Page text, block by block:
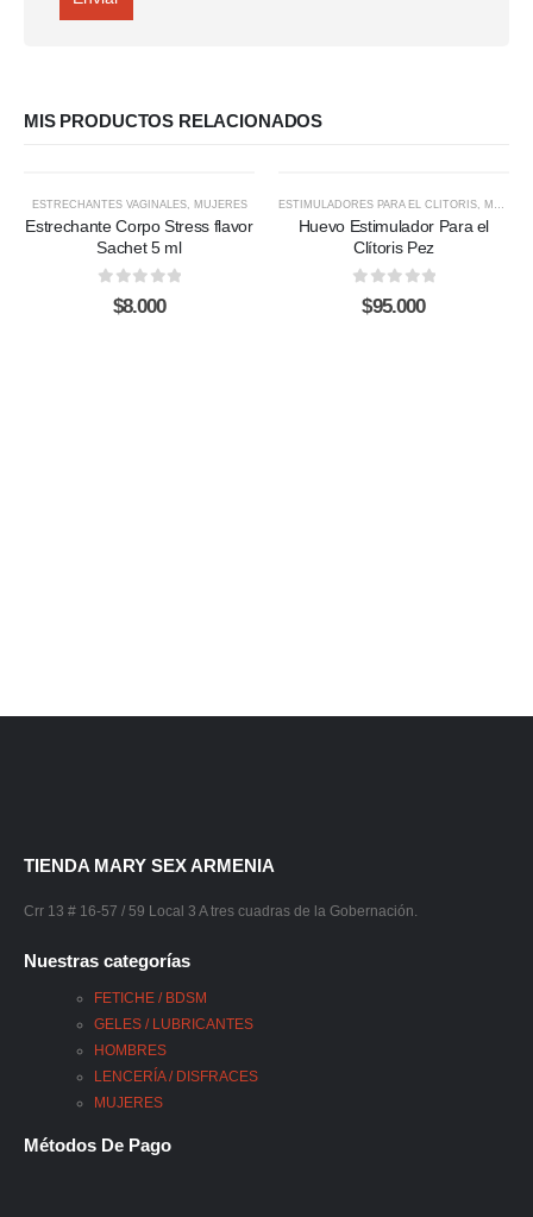
MIS PRODUCTOS RELACIONADOS
ESTRECHANTES VAGINALES, MUJERES
Estrechante Corpo Stress flavor
Sachet 5 ml
out of 5
$8.000
ESTIMULADORES PARA EL CLITORIS MUJERES
Huevo Estimulador Para el
Clítoris Pez
0out of 5
$95.000
TIENDA MARY SEX ARMENIA
Crr 13 # 16-57 / 59 Local 3 A tres cuadras de la Gobernación.
Nuestras categorías
FETICHE / BDSM
GELES / LUBRICANTES
HOMBRES
LENCERÍA / DISFRACES
MUJERES
Métodos De Pago